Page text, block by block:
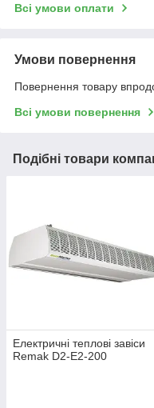
Всі умови оплати
Умови повернення
Повернення товару
Всі умови повернення
Подібні товари
Електричні теплові завіси
Remak D2-E2-200